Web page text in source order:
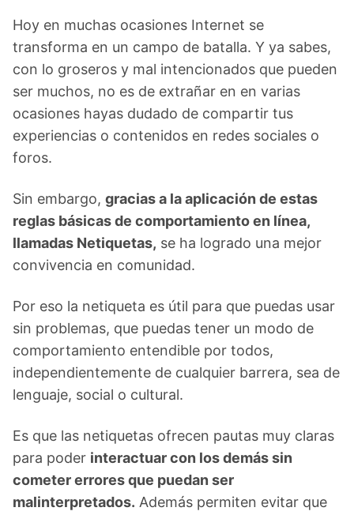
Hoy en muchas ocasiones Internet se
transforma en un campo de batalla. Y ya sabes,
con lo groseros y mal intencionados que pueden
ser muchos, no es de extrañar en en varias
ocasiones hayas dudado de compartir tus
experiencias o contenidos en redes sociales o
foros.
Sin embargo, gracias a la aplicación de estas
reglas básicas de comportamiento en línea,
llamadas Netiquetas, se ha logrado una mejor
convivencia en comunidad.
Por eso la netiqueta es útil para que puedas usar
sin problemas, que puedas tener un modo de
comportamiento entendible por todos,
independientemente de cualquier barrera, sea de
lenguaje, social o cultural.
Es que las netiquetas ofrecen pautas muy claras
para poder interactuar con los demás sin
cometer errores que puedan ser
malinterpretados. Además permiten evitar que